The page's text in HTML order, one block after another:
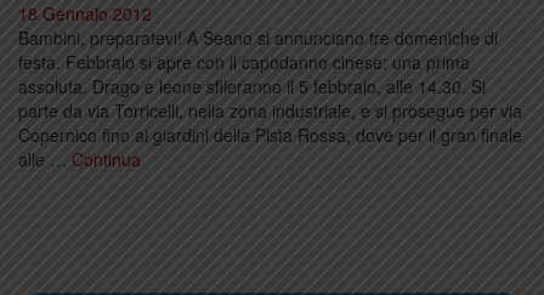
18 Gennaio 2012
Bambini, preparatevi! A Seano si annunciano tre domeniche di
festa. Febbraio si apre con il capodanno cinese: una prima
assoluta. Drago e leone sfileranno il 5 febbraio, alle 14.30. Si
parte da via Torricelli, nella zona industriale, e si prosegue per via
Copernico fino ai giardini della Pista Rossa, dove per il gran finale
alle … Continua